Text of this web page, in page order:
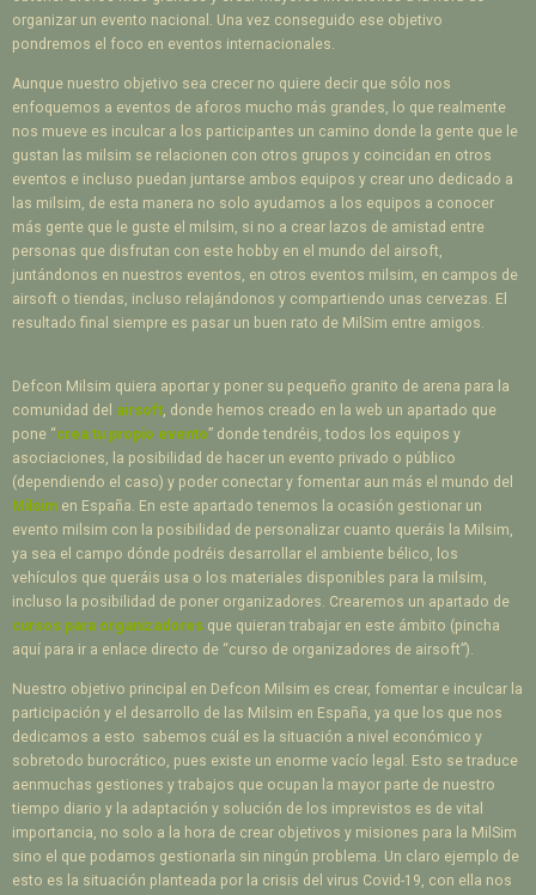
organizar un evento nacional. Una vez conseguido ese objetivo
pondremos el foco en eventos internacionales.
Aunque nuestro objetivo sea crecer no quiere decir que sólo nos
enfoquemos a eventos de aforos mucho más grandes, lo que realmente
nos mueve es inculcar a los participantes un camino donde la gente que le
gustan las milsim se relacionen con otros grupos y coincidan en otros
eventos e incluso puedan juntarse ambos equipos y crear uno dedicado a
las milsim, de esta manera no solo ayudamos a los equipos a conocer
más gente que le guste el milsim, si no a crear lazos de amistad entre
personas que disfrutan con este hobby en el mundo del airsoft,
juntándonos en nuestros eventos, en otros eventos milsim, en campos de
airsoft o tiendas, incluso relajándonos y compartiendo unas cervezas. El
resultado final siempre es pasar un buen rato de MilSim entre amigos.
Defcon Milsim quiera aportar y poner su pequeño granito de arena para la
comunidad del airsoft, donde hemos creado en la web un apartado que
pone “crea tu propio evento” donde tendréis, todos los equipos y
asociaciones, la posibilidad de hacer un evento privado o público
(dependiendo el caso) y poder conectar y fomentar aun más el mundo del
Milsim en España. En este apartado tenemos la ocasión gestionar un
evento milsim con la posibilidad de personalizar cuanto queráis la Milsim,
ya sea el campo dónde podréis desarrollar el ambiente bélico, los
vehículos que queráis usa o los materiales disponibles para la milsim,
incluso la posibilidad de poner organizadores. Crearemos un apartado de
cursos para organizadores que quieran trabajar en este ámbito (pincha
aquí para ir a enlace directo de “curso de organizadores de airsoft”).
Nuestro objetivo principal en Defcon Milsim es crear, fomentar e inculcar la
participación y el desarrollo de las Milsim en España, ya que los que nos
dedicamos a esto sabemos cuál es la situación a nivel económico y
sobretodo burocrático, pues existe un enorme vacío legal. Esto se traduce
aenmuchas gestiones y trabajos que ocupan la mayor parte de nuestro
tiempo diario y la adaptación y solución de los imprevistos es de vital
importancia, no solo a la hora de crear objetivos y misiones para la MilSim
sino el que podamos gestionarla sin ningún problema. Un claro ejemplo de
esto es la situación planteada por la crisis del virus Covid-19, con ella nos